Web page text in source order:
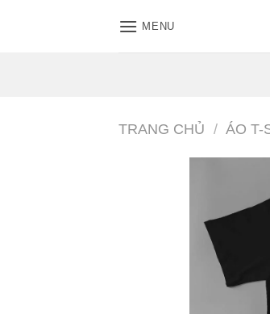
MENU
TRANG CHỦ / ÁO T-